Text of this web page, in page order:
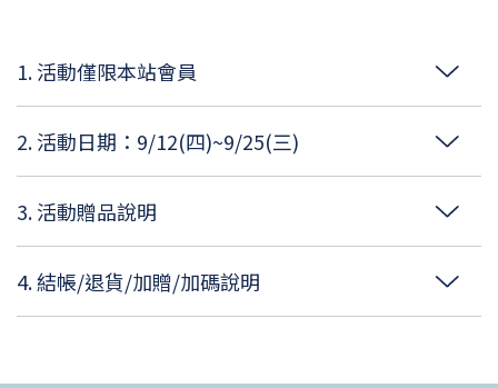
1. 活動僅限本站會員
2. 活動日期：9/12(四)~9/25(三)
3. 活動贈品說明
4. 結帳/退貨/加贈/加碼說明